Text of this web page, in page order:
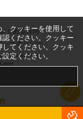
くある質問
シーポリシー
Rights Reserved.
クッキーを使用して
認ください。クッキー
てください。クッキ
定ください。